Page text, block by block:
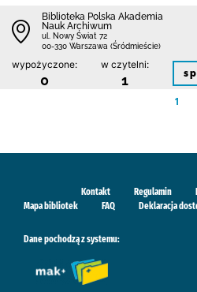
Biblioteka Polska Akademia
Nauk Archiwum
ul. Nowy Świat 72
00-330 Warszawa (Śródmieście)
wypożyczone:
0
w czytelni:
1
1
Kontakt Regulamin
Mapa bibliotek
FAQ Deklaracja
Dane pochodzą z systemu: